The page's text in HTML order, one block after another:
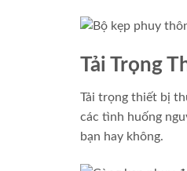
Tải Trọng
Tải trọng thiết bị
các tình huống
bạn hay không.